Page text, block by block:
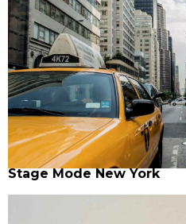
Stage Mode New York